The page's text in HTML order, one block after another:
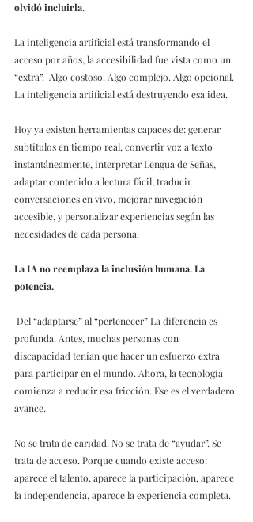
olvidó incluirla.
La inteligencia artificial está transformando el
acceso por años, la accesibilidad fue vista como un
“extra”.  Algo costoso. Algo complejo. Algo opcional.
La inteligencia artificial está destruyendo esa idea.
Hoy ya existen herramientas capaces de: generar
subtítulos en tiempo real, convertir voz a texto
instantáneamente, interpretar Lengua de Señas,
adaptar contenido a lectura fácil, traducir
conversaciones en vivo, mejorar navegación
accesible, y personalizar experiencias según las
necesidades de cada persona.
La IA no reemplaza la inclusión humana. La
potencia.
Del “adaptarse” al “pertenecer” La diferencia es
profunda. Antes, muchas personas con
discapacidad tenían que hacer un esfuerzo extra
para participar en el mundo. Ahora, la tecnología
comienza a reducir esa fricción. Ese es el verdadero
avance.
No se trata de caridad. No se trata de “ayudar”. Se
trata de acceso. Porque cuando existe acceso:
aparece el talento, aparece la participación, aparece
la independencia, aparece la experiencia completa.